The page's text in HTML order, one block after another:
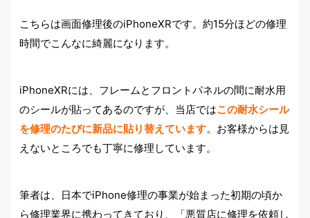
こちらは画面修理後のiPhoneXRです。約15分ほどの修理
時間でこんなに綺麗になります。
iPhoneXRには、フレームとフロントパネルの間に耐水用
のシールが貼ってあるのですが、当店ではこの耐水シール
を修理のたびに新品に貼り替えています。 お客様からは見
えないところでも丁寧に修理しています。
筆者は、日本でiPhone修理の事業が始まった初期の頃か
ら修理業界に携わってきており、「悪質店に修理を依頼し